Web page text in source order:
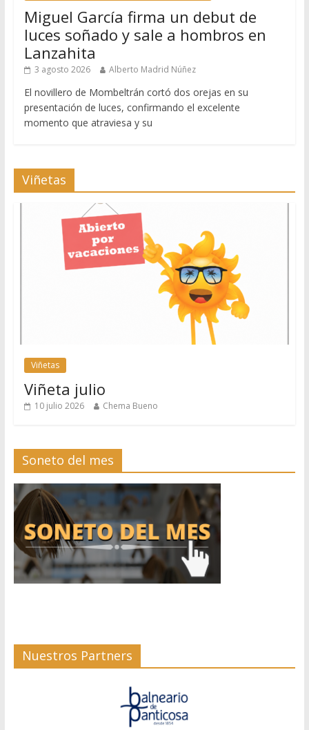
Miguel García firma un debut de
luces soñado y sale a hombros en
Lanzahita
3 agosto 2026 Alberto Madrid Núñez
El novillero de Mombeltrán cortó dos orejas en su
presentación de luces, confirmando el excelente
momento que atraviesa y su
Viñetas
Viñetas
Viñeta julio
10 julio 2026 Chema Bueno
Soneto del mes
Nuestros Partners